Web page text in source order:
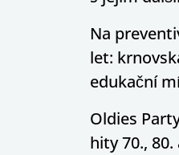
Na
let:
edukační
Oldies
hity 70., 80.